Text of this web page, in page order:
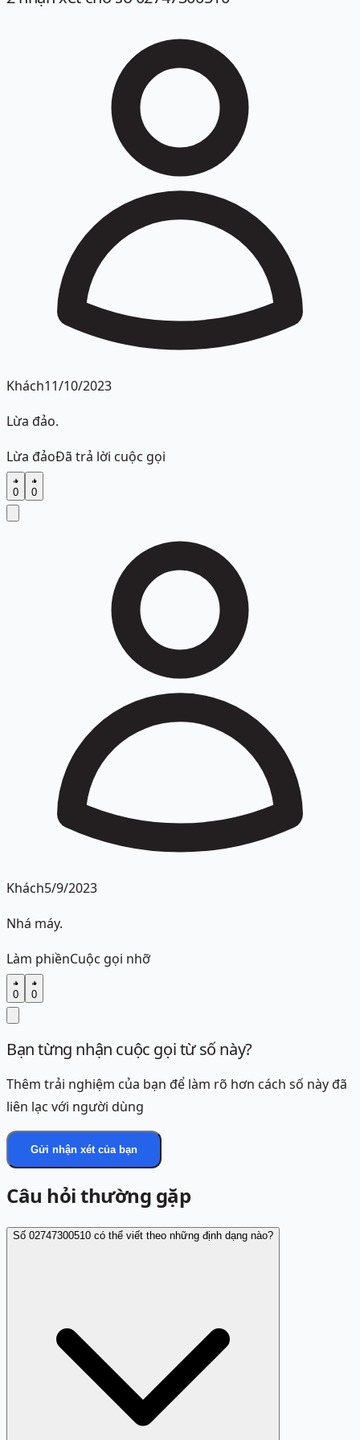
Khách11/10/2023
Lừa đảo.
Lừa đảoĐã trả lời cuộc gọi
0 0
Khách5/9/2023
Nhá máy.
Làm phiềnCuộc gọi nhỡ
0 0
Bạn từng nhận cuộc gọi từ số này?
Thêm trải nghiệm của bạn để làm rõ hơn cách số này đã
liên lạc với người dùng
Gửi nhận xét của bạn
Câu hỏi thường gặp
Số 02747300510 có thể viết theo những định dạng nào?